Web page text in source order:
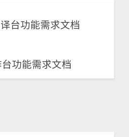
台功能需求文档
功能需求文档